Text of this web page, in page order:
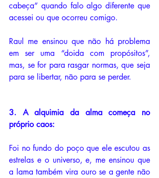
cabeça” quando falo algo diferente que
acessei ou que ocorreu comigo.
Raul me ensinou que não há problema
em ser uma “doida com propósitos”,
mas, se for para rasgar normas, que seja
para se libertar, não para se perder.
3. A alquimia da alma começa no
próprio caos:
Foi no fundo do poço que ele escutou as
estrelas e o universo, e, me ensinou que
a lama também vira ouro se a gente não